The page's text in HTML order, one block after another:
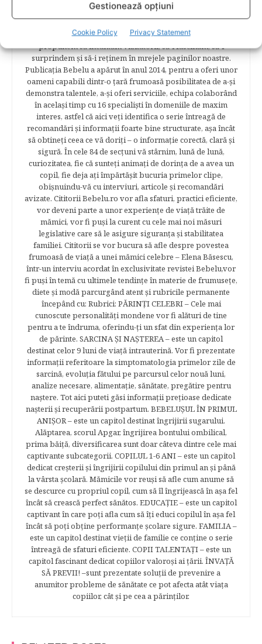
Gestionează opțiuni
Cookie Policy Privacy Statement
complex proiect în segmentul de creştere şi îngrijire a
copilului. Bebelu este o plaformă online pentru părinţi şi
copii şi pentru cei care ar dori să redevină copii. Ne
propunem să încântăm vizitatorii, să-i fascinăm, să-i
surprindem şi să-i reţinem în mrejele paginilor noastre.​
Publicația Bebelu a apărut în anul 2014, pentru a oferi unor
oameni capabili dintr-o ţară frumoasă posibilitatea de a-şi
demonstra talentele, a-şi oferi serviciile, echipa colaborând
în acelaşi timp cu 16 specialişti în domeniile de maxim
interes, astfel că aici veţi identifica o serie întreagă de
recomandări şi informaţii foarte bine structurate, aşa încât
să obtineţi ceea ce vă doriţi – o informaţie corectă, clară şi
sigură. În cele 84 de secțuni vă stârnim, lună de lună,
curiozitatea, fie că sunteţi animaţi de dorinţa de a avea un
copil, fie deja aţi împărtăşit bucuria primelor clipe,
obişnuindu-vă cu interviuri, articole şi recomandări
avizate. Cititorii Bebelu.ro vor afla sfaturi, practici eficiente,
vor deveni parte a unor experienţe de viaţă trăite de
mămici, vor fi puşi la curent cu cele mai noi măsuri
legislative care să le asigure siguranţa şi stabilitatea
familiei. Cititorii se vor bucura să afle despre povestea
frumoasă de viață a unei mămici celebre – Elena Băsescu,
într-un interviu acordat în exclusivitate revistei Bebelu,vor
fi puşi în temă cu ultimele tendinţe în materie de frumuseţe,
diete şi modă parcurgând atent şi rubricile permanente
începând cu: Rubrici: PĂRINŢI CELEBRI – Cele mai
cunoscute personalităţi mondene vor fi alături de tine
pentru a te îndruma, oferindu-ţi un sfat din experienţa lor
de părinte. SARCINA ŞI NAŞTEREA – este un capitol
destinat celor 9 luni de viaţă intrauterină. Vor fi prezentate
informaţii referitoare la simptomatologia primelor zile de
sarcină, evoluţia fătului pe parcursul celor nouă luni,
analize necesare, alimentaţie, sănătate, pregătire pentru
naştere. Tot aici puteti găsi informaţii preţioase dedicate
naşterii şi recuperării postpartum. BEBELUŞUL ÎN PRIMUL
ANIŞOR – este un capitol destinat îngrijirii sugarului.
Alăptarea, scorul Apgar, îngrijirea bontului ombilical,
prima băiţă, diversificarea sunt doar câteva dintre cele mai
captivante subcategorii. COPILUL 1-6 ANI – este un capitol
dedicat creşterii şi îngrijirii copilului din primul an şi până
la vârsta şcolară. Mămicile vor reuşi să afle cum anume să
se descurce cu propriul copil, cum să îl îngrijească în aşa fel
încât să crească perfect sănătos. EDUCAŢIE – este un capitol
captivant în care poţi afla cum să îţi educi copilul în aşa fel
încât să poţi obţine performanţe şcolare sigure. FAMILIA –
este un capitol destinat vieţii de familie ce conţine o serie
întreagă de sfaturi eficiente. COPII TALENTAŢI – este un
capitol fascinant dedicat copiilor valoroși ai țării. ÎNVAŢĂ
SĂ PREVII! –sunt prezentate soluţii de prevenire a
anumitor probleme de sănătate ce pot afecta atât viaţa
copiilor, cât şi pe cea a părinţilor.